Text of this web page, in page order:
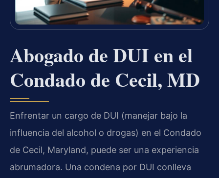
Abogado de DUI en el
Condado de Cecil, MD
Enfrentar un cargo de DUI (manejar bajo la
influencia del alcohol o drogas) en el Condado
de Cecil, Maryland, puede ser una experiencia
abrumadora. Una condena por DUI conlleva